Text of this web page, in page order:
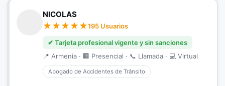
NICOLAS
195 Usuarios
✔ Tarjeta profesional vigente y sin sanciones
📍 Armenia · 🏢 Presencial · 📞 Llamada · 💻 Virtual
Abogado de Accidentes de Tránsito